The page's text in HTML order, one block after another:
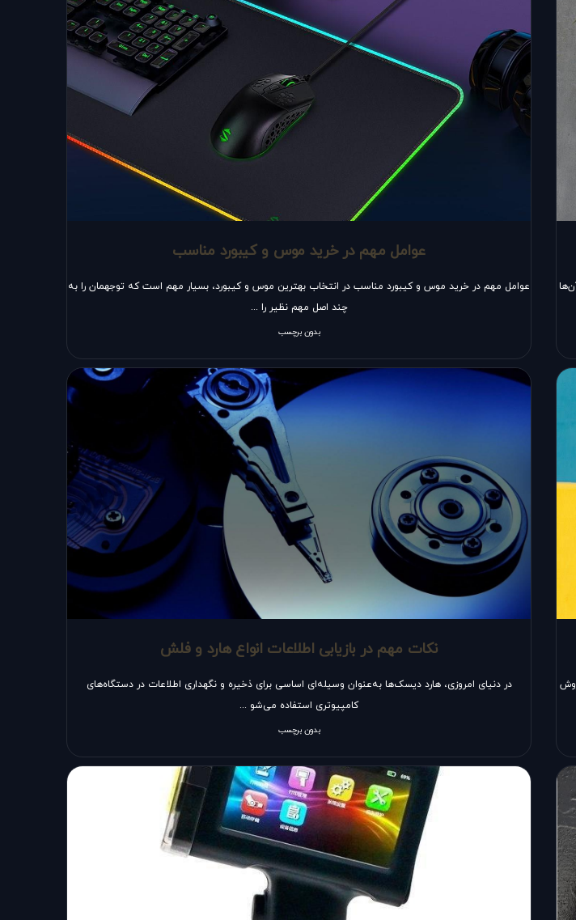
عوامل مهم در خرید موس و کیبورد مناسب
عوامل مهم در خرید موس و کیبورد مناسب در انتخاب بهترین موس و کیبورد، بسیار مهم است که توجهمان را به
چند اصل مهم نظیر را ...
بدون برچسب
نکات مهم در بازیابی اطلاعات انواع هارد و فلش
در دنیای امروزی، هارد دیسک‌ها به‌عنوان وسیله‌ای اساسی برای ذخیره و نگهداری اطلاعات در دستگاه‌های
کامپیوتری استفاده می‌شو ...
بدون برچسب